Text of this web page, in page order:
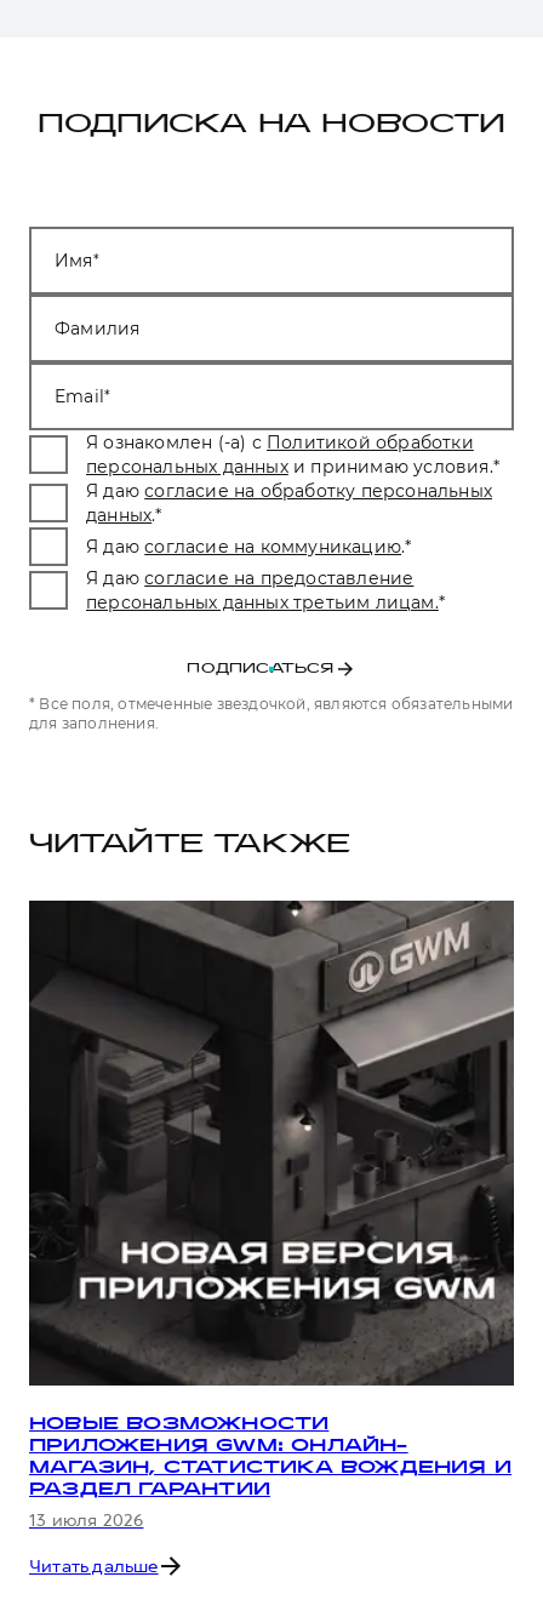
ПОДПИСКА НА НОВОСТИ
Имя
Фамилия
Email
Я ознакомлен (-а) с Политикой обработки
персональных данных и принимаю условия.*
Я даю согласие на обработку персональных
данных.*
Я даю согласие на коммуникацию.*
Я даю согласие на предоставление
персональных данных третьим лицам.*
ПОДПИСАТЬСЯ
* Все поля, отмеченные звездочкой, являются обязательными
для заполнения.
ЧИТАЙТЕ ТАКЖЕ
НОВЫЕ ВОЗМОЖНОСТИ
ПРИЛОЖЕНИЯ GWM: ОНЛАЙН-
МАГАЗИН, СТАТИСТИКА ВОЖДЕНИЯ И
РАЗДЕЛ ГАРАНТИИ
13 июля 2026
Читать дальше